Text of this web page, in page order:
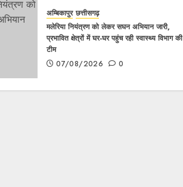
अम्बिकापुर छत्तीसगढ़
मलेरिया नियंत्रण को लेकर सघन अभियान जारी,
प्रभावित क्षेत्रों में घर-घर पहुंच रही स्वास्थ्य विभाग की
टीम
07/08/2026
0